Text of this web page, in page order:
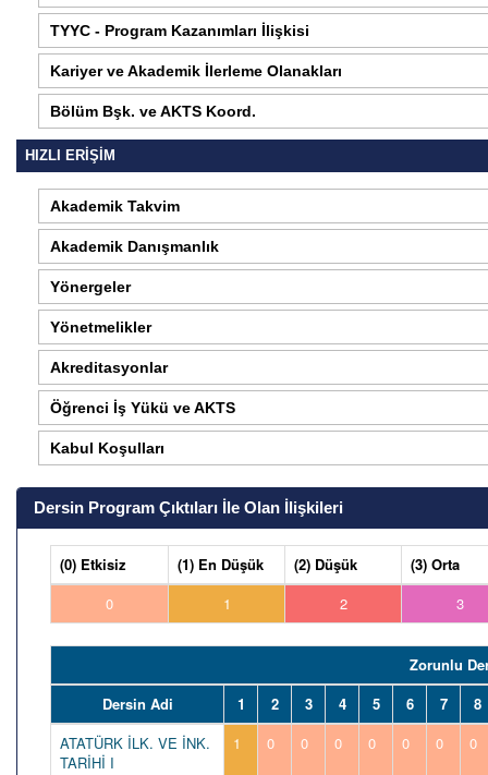
TYYC - Program Kazanımları İlişkisi
Kariyer ve Akademik İlerleme Olanakları
Bölüm Bşk. ve AKTS Koord.
HIZLI ERİŞİM
Akademik Takvim
Akademik Danışmanlık
Yönergeler
Yönetmelikler
Akreditasyonlar
Öğrenci İş Yükü ve AKTS
Kabul Koşulları
Dersin Program Çıktıları İle Olan İlişkileri
(0) Etkisiz (1) En Düşük (2) Düşük
(3) Orta
0
1 2 3
Zorunlu
Dersin Adi
1 2 3 4 5 6 7
8
ATATÜRK İLK. VE İNK.
TARİHİ I
1 0 0 0 0 0 0 0